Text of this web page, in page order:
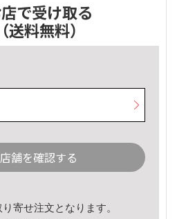
で受け取る
（送料無料）
舗を確認する
寄せ注文となります。